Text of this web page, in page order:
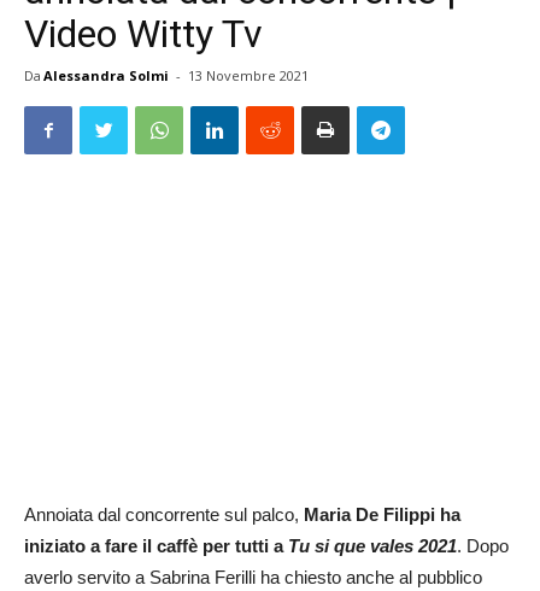
Video Witty Tv
Da Alessandra Solmi - 13 Novembre 2021
Annoiata dal concorrente sul palco, Maria De Filippi ha
iniziato a fare il caffè per tutti a Tu si que vales 2021. Dopo
averlo servito a Sabrina Ferilli ha chiesto anche al pubblico